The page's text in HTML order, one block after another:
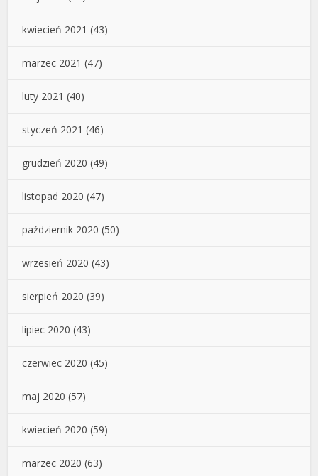
kwiecień 2021 (43)
marzec 2021 (47)
luty 2021 (40)
styczeń 2021 (46)
grudzień 2020 (49)
listopad 2020 (47)
październik 2020 (50)
wrzesień 2020 (43)
sierpień 2020 (39)
lipiec 2020 (43)
czerwiec 2020 (45)
maj 2020 (57)
kwiecień 2020 (59)
marzec 2020 (63)